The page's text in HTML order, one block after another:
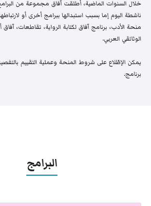
خلال السنوات الماضية، أطلقت آفاق مجموعة من
ناشطة اليوم إما بسبب استبدالها ببرامج أخرى أو
منحة الأدب، برنامج آفاق لكتابة الرواية، تقاطعات،
الوثائقي العربي.
يمكن الإطّلاع على شروط المنحة وعملية التقييم
برنامج.
البرامج